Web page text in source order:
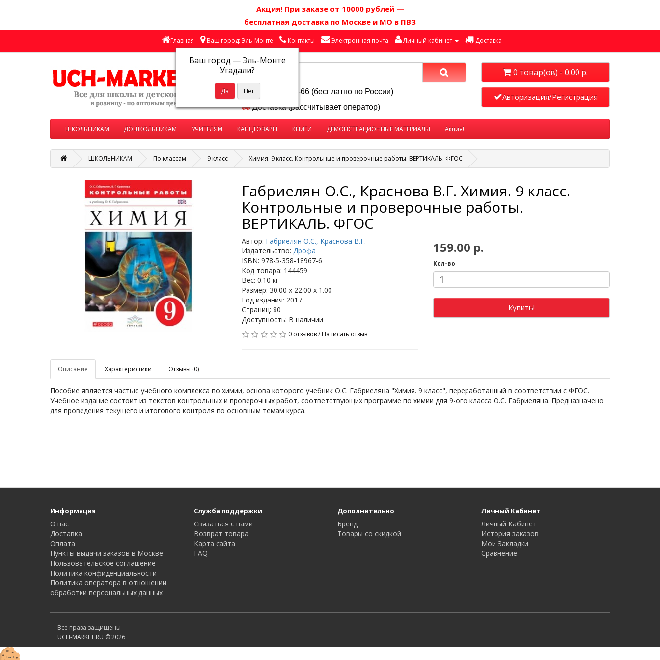
Акция! При заказе от 10000 рублей —
бесплатная доставка по Москве и МО в ПВЗ
Главная Ваш город: Эль-Монте
Ваш город —Эль-Монте
Угадали?
Контакты Электронная почта Личный кабинет Доставка
0 товар(ов) - 0.00 р.
8-800-250-58-66 (бесплатно по России)
Доставка (рассчитывает оператор)
Авторизация/Регистрация
ШКОЛЬНИКАМ ДОШКОЛЬНИКАМ УЧИТЕЛЯМ КАНЦТОВАРЫ КНИГИ ДЕМОНСТРАЦИОННЫЕ МАТЕРИАЛЫ Акция!
ШКОЛЬНИКАМ По классам 9 класс Химия. 9 класс. Контрольные и проверочные работы. ВЕРТИКАЛЬ. ФГОС
Габриелян О.С., Краснова В.Г. Химия. 9 класс.
Контрольные и проверочные работы.
ВЕРТИКАЛЬ. ФГОС
Автор: Габриелян О.С., Краснова В.Г.
Издательство: Дрофа
ISBN: 978-5-358-18967-6
Код товара: 144459
Вес: 0.10 кг
Размер: 30.00 x 22.00 x 1.00
Год издания: 2017
Страниц: 80
Доступность: В наличии
0 отзывов/Написать отзыв
159.00 р.
Кол-во
Купить!
Описание Характеристики Отзывы (0)
Пособие является частью учебного комплекса по химии, основа которого учебник О.С. Габриеляна "Химия. 9 класс", переработанный в соответствии с ФГОС.
Учебное издание состоит из текстов контрольных и проверочных работ, соответствующих программе по химии для 9-ого класса О.С. Габриеляна. Предназначено
для проведения текущего и итогового контроля по основным темам курса.
Информация
О нас
Доставка
Оплата
Пункты выдачи заказов в Москве
Пользовательское соглашение
Политика конфиденциальности
Политика оператора в отношении
обработки персональных данных
Служба поддержки
Связаться с нами
Возврат товара
Карта сайта
FAQ
Дополнительно
Бренд
Товары со скидкой
Личный Кабинет
Личный Кабинет
История заказов
Мои Закладки
Сравнение
Все права защищены
UCH-MARKET.RU © 2026